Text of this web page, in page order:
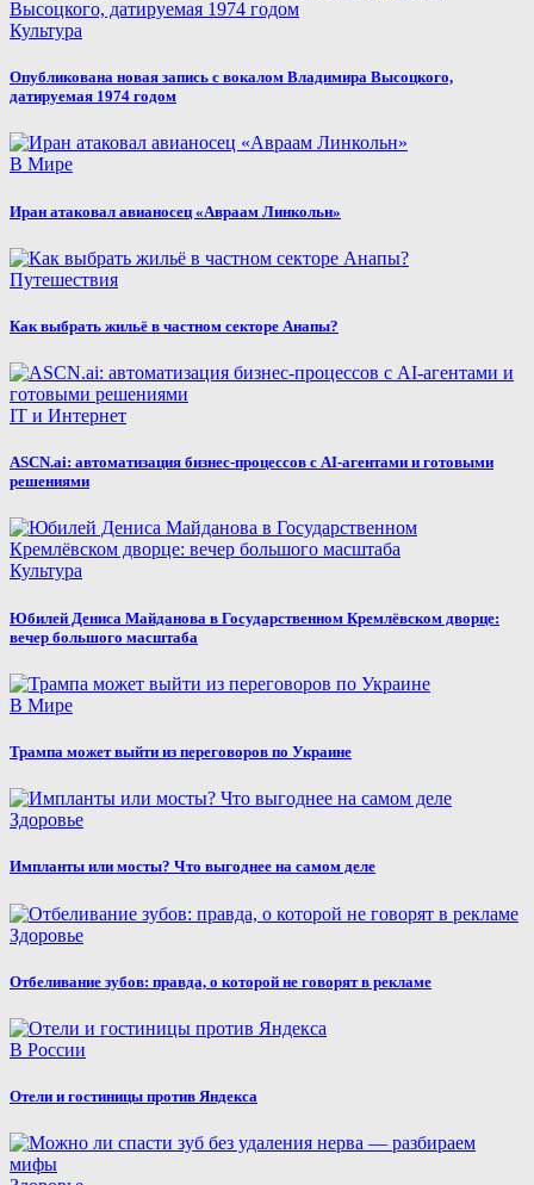
Культура
Опубликована новая запись с вокалом Владимира Высоцкого,
датируемая 1974 годом
В Мире
Иран атаковал авианосец «Авраам Линкольн»
Путешествия
Как выбрать жильё в частном секторе Анапы?
IT и Интернет
ASCN.ai: автоматизация бизнес-процессов с AI-агентами и готовыми
решениями
Культура
Юбилей Дениса Майданова в Государственном Кремлёвском дворце:
вечер большого масштаба
В Мире
Трампа может выйти из переговоров по Украине
Здоровье
Импланты или мосты? Что выгоднее на самом деле
Здоровье
Отбеливание зубов: правда, о которой не говорят в рекламе
В России
Отели и гостиницы против Яндекса